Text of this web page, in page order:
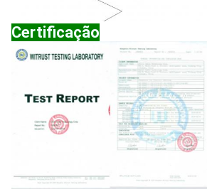
Certificação